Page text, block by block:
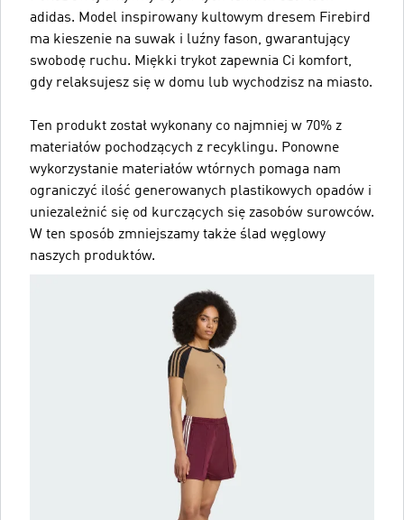
adidas. Model inspirowany kultowym dresem Firebird
ma kieszenie na suwak i luźny fason, gwarantujący
swobodę ruchu. Miękki trykot zapewnia Ci komfort,
gdy relaksujesz się w domu lub wychodzisz na miasto.
Ten produkt został wykonany co najmniej w 70% z
materiałów pochodzących z recyklingu. Ponowne
wykorzystanie materiałów wtórnych pomaga nam
ograniczyć ilość generowanych plastikowych opadów i
uniezależnić się od kurczących się zasobów surowców.
W ten sposób zmniejszamy także ślad węglowy
naszych produktów.